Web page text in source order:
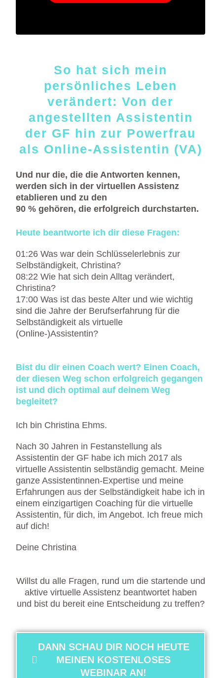
So hat sich mein
persönliches Leben
verändert: Von der
angestellten Assistentin
der GF hin zur Powerfrau
als Online-Assistentin (VA)
Und nur die, die die Antworten kennen,
werden sich in der virtuellen Assistenz
etablieren und zu den
90 % gehören, die erfolgreich durchstarten.
Heute beantworte ich dir diese Fragen:
01:26 Was war dein Schlüsselerlebnis zur
Selbständigkeit, Christina?
08:22 Wie hat sich dein Alltag verändert,
Christina?
17:00 Was ist das beste Alter und wie wichtig
sind die Jahre der Berufserfahrung für die
Selbständigkeit als virtuelle
(Online-)Assistentin?
Bist du dir einen Coach wert? Einen Coach,
der diesen Weg schon erfolgreich gegangen
ist und dich optimal auf deinem Weg
begleitet?
Ich bin Christina Ehms.
Nach 30 Jahren in Festanstellung als
Assistentin der GF habe ich mich 2017 als
virtuelle Assistentin selbständig gemacht. Meine
ganze Assistentinnen-Expertise und meine
Erfahrungen aus der Selbständigkeit habe ich in
einem einzigartigen Coaching für die virtuelle
Assistentin, für dich, im Angebot. Ich freue mich
auf dich!
Deine Christina
Willst du alle Fragen, rund um die startende und
aktive virtuelle Assistenz beantwortet haben
und bist du bereit eine Entscheidung zu treffen?
DANN SCHAU DIR NOCH HEUTE
MEINEN KOSTENLOSES
WEBINAR AN!